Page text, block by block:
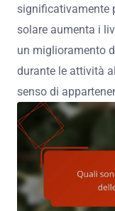
significativamente
solare aumenta i
un miglioramento
durante le attività
senso di